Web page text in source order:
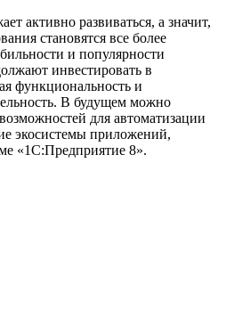
активно развиваться, а значит,
становятся все более
и популярности
инвестировать в
функциональность и
В будущем можно
для автоматизации
экосистемы приложений,
«1C:Предприятие 8».